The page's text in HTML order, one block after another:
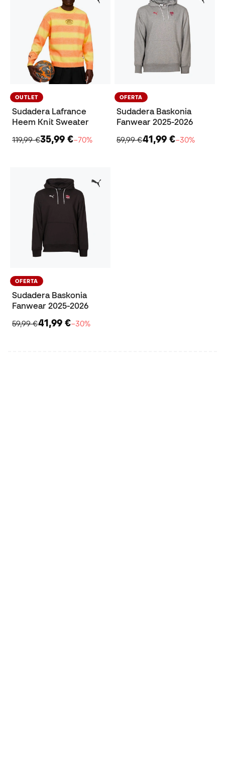
OUTLET
Sudadera Lafrance
Heem Knit Sweater
119,99 €35,99 €−70%
OFERTA
Sudadera Baskonia
Fanwear 2025-2026
59,99 €41,99 €−30%
OFERTA
Sudadera Baskonia
Fanwear 2025-2026
59,99 €41,99 €−30%